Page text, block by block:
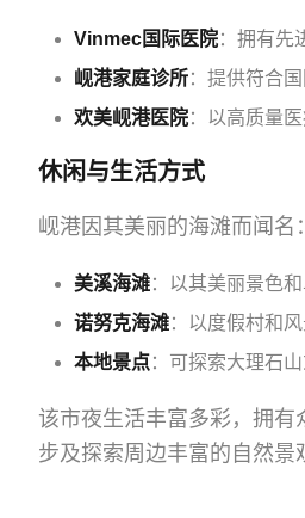
Vinmec国际医院：拥有先
岘港家庭诊所：提供符合
欢美岘港医院：以高质量
休闲与生活方式
岘港因其美丽的海滩而闻名：
美溪海滩：以其美丽景色
诺努克海滩：以度假村和风
本地景点：可探索大理石
该市夜生活丰富多彩，拥
步及探索周边丰富的自然景